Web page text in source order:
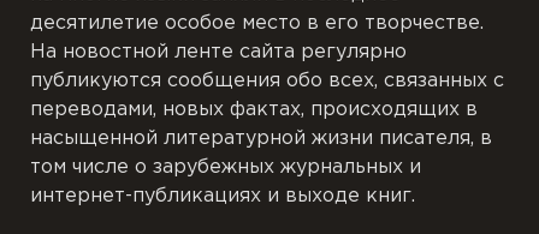
десятилетие особое место в его творчестве.
На новостной ленте сайта регулярно
публикуются сообщения обо всех, связанных с
переводами, новых фактах, происходящих в
насыщенной литературной жизни писателя, в
том числе о зарубежных журнальных и
интернет-публикациях и выходе книг.